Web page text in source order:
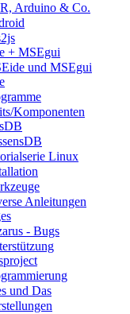
Arduino & Co.
+ MSEgui
und MSEgui
Komponenten
Linux
Anleitungen
- Bugs
und Das